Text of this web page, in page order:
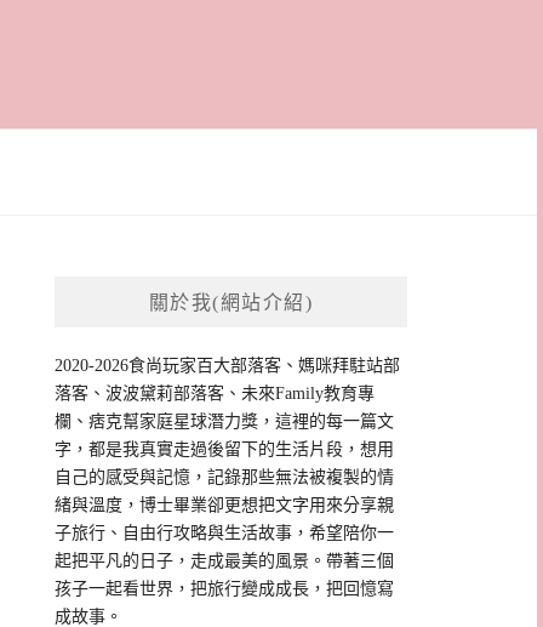
關於我(網站介紹)
2020-2026食尚玩家百大部落客、媽咪拜駐站部
落客、波波黛莉部落客、未來Family教育專
欄、痞克幫家庭星球潛力獎，這裡的每一篇文
字，都是我真實走過後留下的生活片段，想用
自己的感受與記憶，記錄那些無法被複製的情
緒與溫度，博士畢業卻更想把文字用來分享親
子旅行、自由行攻略與生活故事，希望陪你一
起把平凡的日子，走成最美的風景。帶著三個
孩子一起看世界，把旅行變成成長，把回憶寫
成故事。